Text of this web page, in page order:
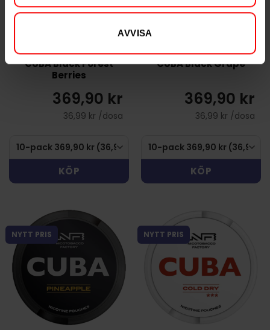
AVVISA
CUBA Black Forest
Berries
369,90 kr
36,99 kr /dosa
KÖP
CUBA Black Grape
369,90 kr
36,99 kr /dosa
KÖP
NYTT PRIS NYTT PRIS